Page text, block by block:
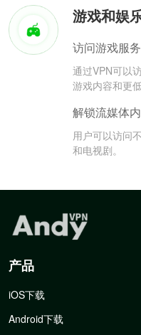
游戏和娱
访问游戏服
通过VPN可以
游戏内容和更
解锁流媒体
用户可以访问
和电视剧。
产品
iOS下载
Android下载